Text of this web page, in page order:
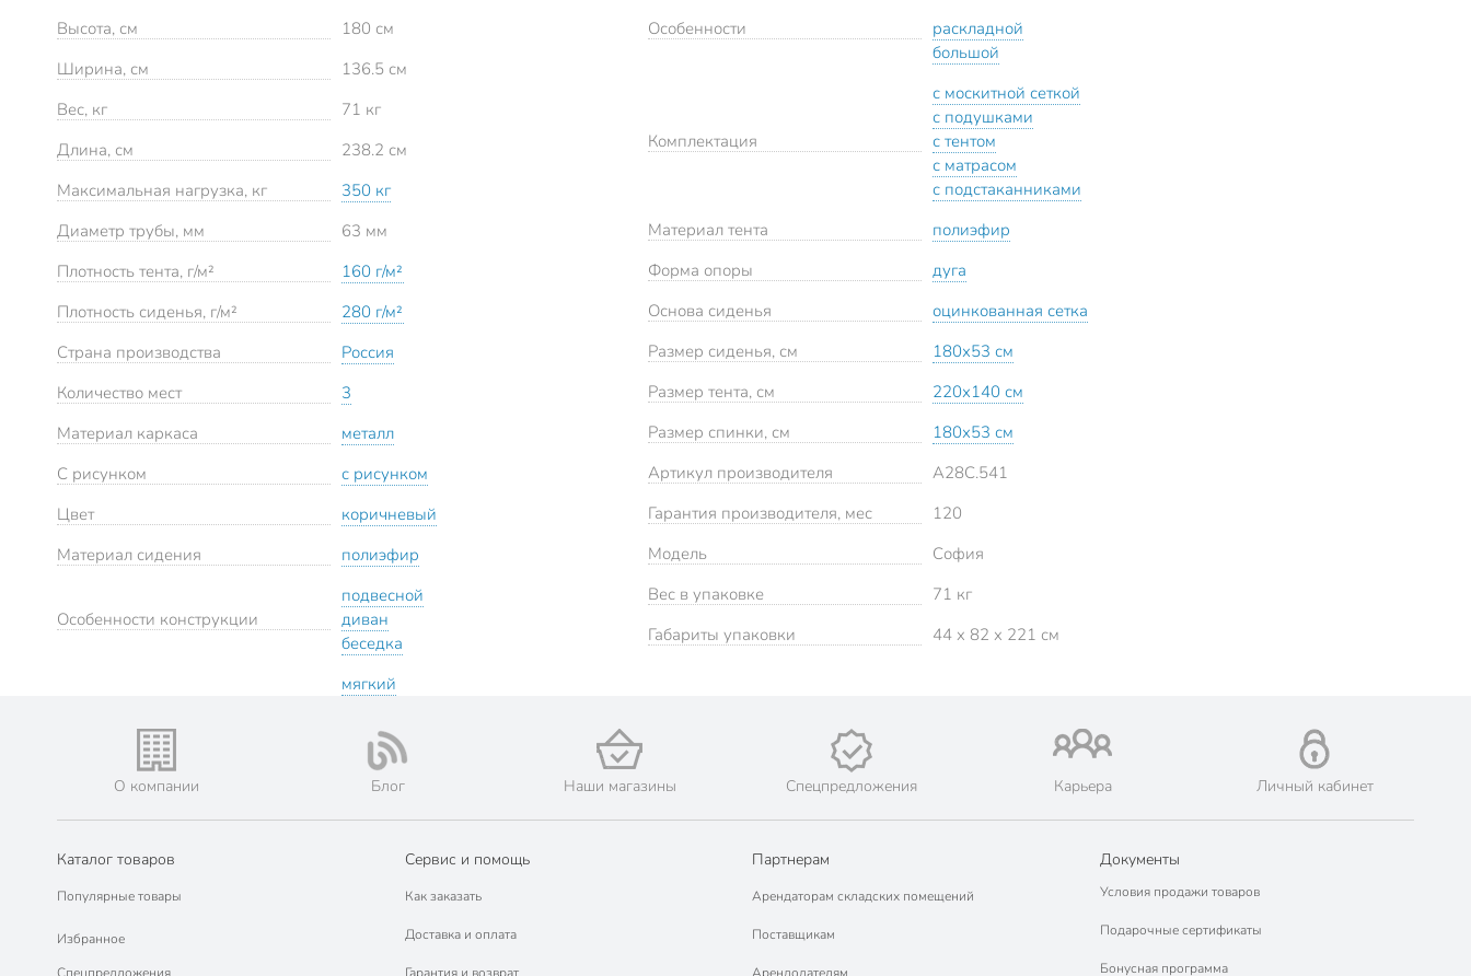
Высота, см
180 см
Ширина, см
136.5 см
Вес, кг
71 кг
Длина, см
238.2 см
Максимальная нагрузка, кг
350 кг
Диаметр трубы, мм
63 мм
Плотность тента, г/м²
160 г/м²
Плотность сиденья, г/м²
280 г/м²
Страна производства
Россия
Количество мест
3
Материал каркаса
металл
С рисунком
с рисунком
Цвет
коричневый
Материал сидения
полиэфир
Особенности конструкции
подвесной
диван
беседка
Особенности
мягкий
раскладной
большой
Комплектация
с москитной сеткой
с подушками
с тентом
с матрасом
с подстаканниками
Материал тента
полиэфир
Форма опоры
дуга
Основа сиденья
оцинкованная сетка
Размер сиденья, см
180х53 см
Размер тента, см
220х140 см
Размер спинки, см
180х53 см
Артикул производителя
A28C.541
Гарантия производителя, мес
120
Модель
София
Вес в упаковке
71 кг
Габариты упаковки
44 x 82 x 221 см
О компании Блог Наши магазины Спецпредложения Карьера Личный кабинет
Каталог товаров
Популярные товары
Избранное
Сервис и помощь
Как заказать
Доставка и оплата
Партнерам
Арендаторам складских помещений
Поставщикам
Документы
Условия продажи товаров
Подарочные сертификаты
Бонусная программа